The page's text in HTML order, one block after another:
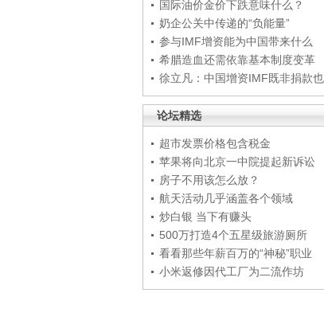
国际油价金价下跌意味什么？
奶企公关中传递的“负能量”
参与IMF增资能为中国带来什么
希腊造血还需依靠基本制度变革
徐立凡：中国增资IMF既非捐款
论坛精选
超市发票价格包含税金
苹果将向北京一中院提起新诉讼
房子不用该怎么放？
航天活动几乎涵盖各个领域
炒白银 当下有赚头
500万打造4个五星级旅游厕所
看看那些年薪百万的“神秘”职业
小米返修因代工厂为二流作坊